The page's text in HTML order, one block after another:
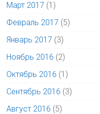
Март 2017 (1)
Февраль 2017 (5)
Январь 2017 (3)
Ноябрь 2016 (2)
Октябрь 2016 (1)
Сентябрь 2016 (3)
Август 2016 (5)